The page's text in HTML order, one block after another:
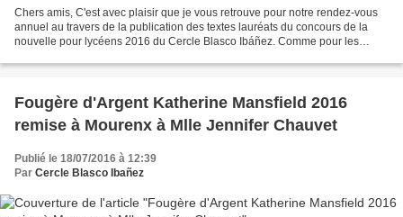
Chers amis, C'est avec plaisir que je vous retrouve pour notre rendez-vous
annuel au travers de la publication des textes lauréats du concours de la
nouvelle pour lycéens 2016 du Cercle Blasco Ibáñez. Comme pour les
Fougère d'Argent Katherine Mansfield 2016
remise à Mourenx à Mlle Jennifer Chauvet
Publié le 18/07/2016 à 12:39
Par Cercle Blasco Ibañez